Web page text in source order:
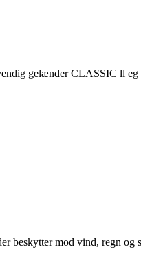
gelænder CLASSIC ll eg
beskytter mod vind, regn